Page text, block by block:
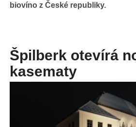
biovíno z České republiky.
Špilberk otevírá
kasematy